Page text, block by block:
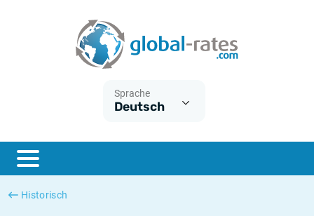
Sprache
Deutsch
Historisch
ESTER
SONIA
Was ist die VPI-Inflation?
Was ist die HVPI-Inflation?
Deutsche inflation
Europäische inflation
Historische Euribor-Sätze
Historische ESTER-Sätze
Historische SOFR-Sätze
Historische SONIA-Sätze
Inflationsrechner